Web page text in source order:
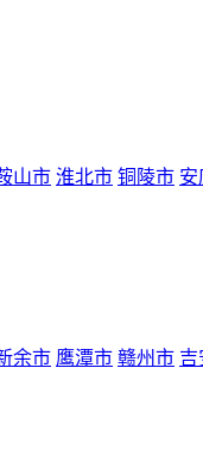
山市 淮北市 铜陵市 安
余市 鹰潭市 赣州市 吉